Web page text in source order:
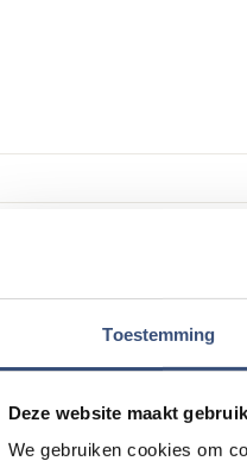
Toestemming
Deze website maakt
We gebruiken cookies om